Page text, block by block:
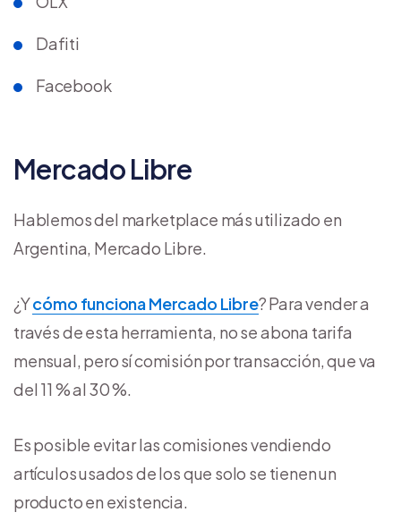
Dafiti
Facebook
Mercado Libre
Hablemos del marketplace más utilizado en
Argentina, Mercado Libre.
¿Ycómo funciona Mercado Libre? Para vender a
través de esta herramienta, no se abona tarifa
mensual, pero sí comisión por transacción, que va
del 11 % al 30 %.
Es posible evitar las comisiones vendiendo
artículos usados de los que solo se tienen un
producto en existencia.